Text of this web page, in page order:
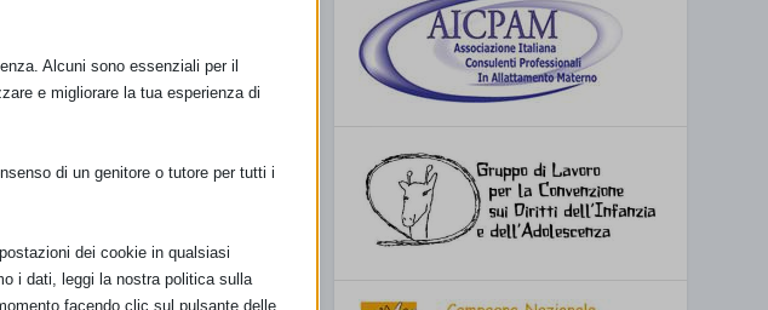
paesi le leggi coprono le
destinati ai bambini di età
capofila, ha collaborato
quelli riportati nel proprio
Alcuni sono essenziali per il
e migliorare la tua esperienza di
di un genitore o tutore per tutti i
dei cookie in qualsiasi
i dati, leggi la nostra politica sulla
facendo clic sul pulsante delle